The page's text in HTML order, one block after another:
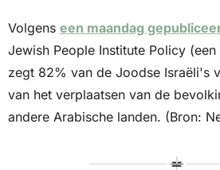
Volgens een maandag
Jewish People Institute Policy
zegt 82% van de Joodse Israëli's
van het verplaatsen van de
andere Arabische landen. (Bron: